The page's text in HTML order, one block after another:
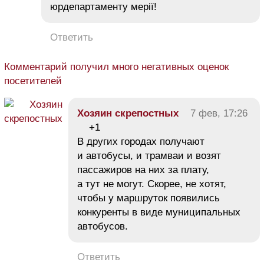
юрдепартаменту мерії!
Ответить
Комментарий получил много негативных оценок
посетителей
Хозяин скрепостных
7 фев, 17:26
+1
В других городах получают
и автобусы, и трамваи и возят
пассажиров на них за плату,
а тут не могут. Скорее, не хотят,
чтобы у маршруток появились
конкуренты в виде муниципальных
автобусов.
Ответить